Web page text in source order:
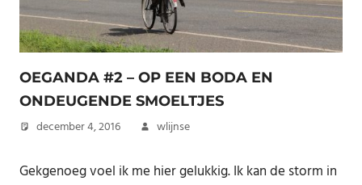
OEGANDA #2 – OP EEN BODA EN
ONDEUGENDE SMOELTJES
december 4, 2016 wlijnse
Gekgenoeg voel ik me hier gelukkig. Ik kan de storm in